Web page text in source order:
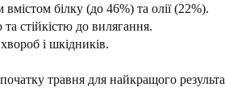
білку (до 46%) та олії (22%).
стійкістю до вилягання.
і шкідників.
травня для найкращого